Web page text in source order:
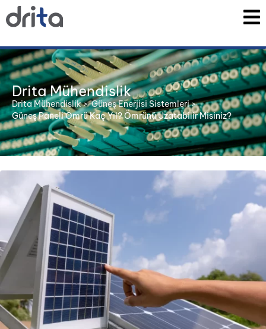
Drita Mühendislik
Drita Mühendislik>Güneş Enerjisi Sistemleri>
Güneş Paneli Ömrü Kaç Yıl? Ömrünü Uzatabilir Misiniz?